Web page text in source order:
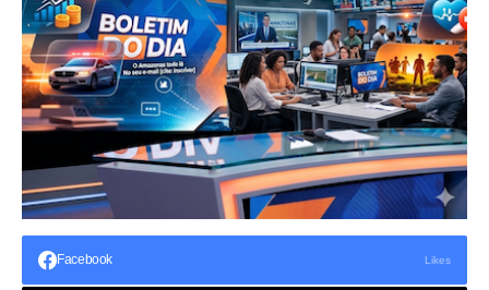
Facebook Likes